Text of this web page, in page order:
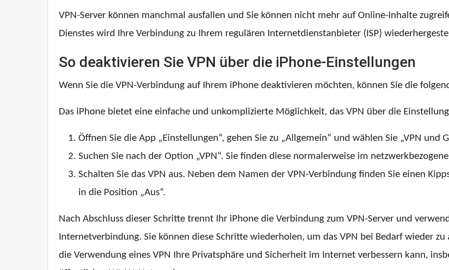
VPN-Server können manchmal ausfallen und Sie können nicht mehr auf Online-Inhalte
Dienstes wird Ihre Verbindung zu Ihrem regulären Internetdienstanbieter (ISP)
So deaktivieren Sie VPN über die iPhone-Einstellungen
Wenn Sie die VPN-Verbindung auf Ihrem iPhone deaktivieren möchten, können Sie die
Das iPhone bietet eine einfache und unkomplizierte Möglichkeit, das VPN über die
Öffnen Sie die App „Einstellungen“, gehen Sie zu „Allgemein“ und wählen Sie „VPN und
Suchen Sie nach der Option „VPN“. Sie finden diese normalerweise im
Schalten Sie das VPN aus. Neben dem Namen der VPN-Verbindung finden Sie einen
in die Position „Aus“.
Nach Abschluss dieser Schritte trennt Ihr iPhone die Verbindung zum VPN-Server und
Internetverbindung. Sie können diese Schritte wiederholen, um das VPN bei Bedarf wieder zu
die Verwendung eines VPN Ihre Privatsphäre und Sicherheit im Internet verbessern kann,